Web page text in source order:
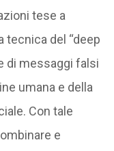
tese a
tecnica del “deep
di messaggi falsi
umana e della
Con tale
e